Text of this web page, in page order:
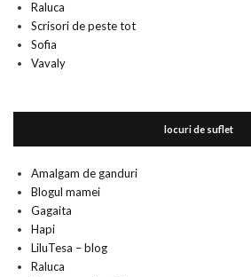
Raluca
Scrisori de peste tot
Sofia
Vavaly
locuri de suflet
Amalgam de ganduri
Blogul mamei
Gagaita
Hapi
LiluTesa – blog
Raluca